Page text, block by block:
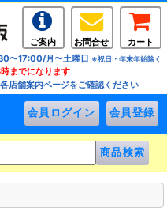
ご案内 お問合せ
カート
〜17:00/月〜土曜日 ※祝日・年末年始除く
までになります
店舗案内ページをご確認ください